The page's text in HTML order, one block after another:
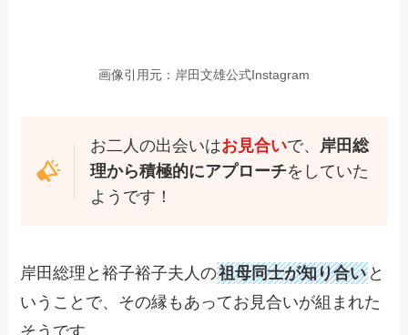
画像引用元：岸田文雄公式Instagram
お二人の出会いはお見合いで、 岸田総
理から積極的にアプローチをしていた
ようです！
岸田総理と裕子裕子夫人の祖母同士が知り合い と
いうことで、その縁もあってお見合いが組まれた
そうです。